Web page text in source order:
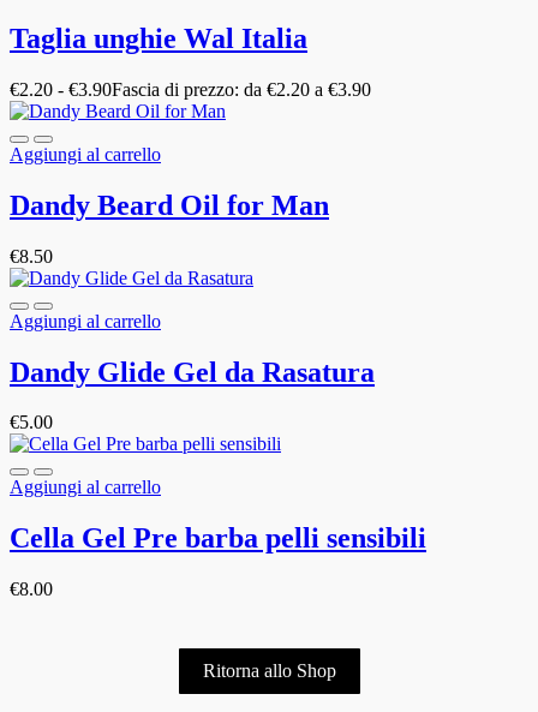
Taglia unghie Wal Italia
€2.20 - €3.90Fascia di prezzo: da €2.20 a €3.90
Aggiungi al carrello
Dandy Beard Oil for Man
€8.50
Aggiungi al carrello
Dandy Glide Gel da Rasatura
€5.00
Aggiungi al carrello
Cella Gel Pre barba pelli sensibili
€8.00
Ritorna allo Shop